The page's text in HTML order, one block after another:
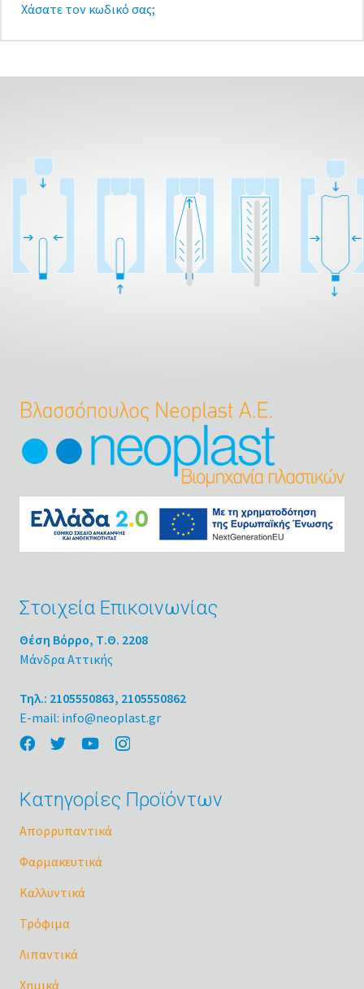
Χάσατε τον κωδικό σας;
Στοιχεία Επικοινωνίας
Θέση Βόρρο, Τ.Θ. 2208
Μάνδρα Αττικής
Τηλ.: 2105550863, 2105550862
E-mail: info@neoplast.gr
Κατηγορίες Προϊόντων
Απορρυπαντικά
Φαρμακευτικά
Καλλυντικά
Τρόφιμα
Λιπαντικά
Χημικά